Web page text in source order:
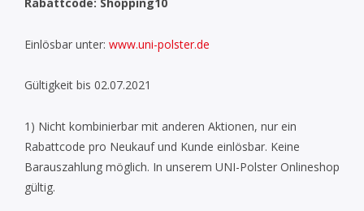
Rabattcode: Shopping10
Einlösbar unter: www.uni-polster.de
Gültigkeit bis 02.07.2021
1) Nicht kombinierbar mit anderen Aktionen, nur ein
Rabattcode pro Neukauf und Kunde einlösbar. Keine
Barauszahlung möglich. In unserem UNI-Polster Onlineshop
gültig.